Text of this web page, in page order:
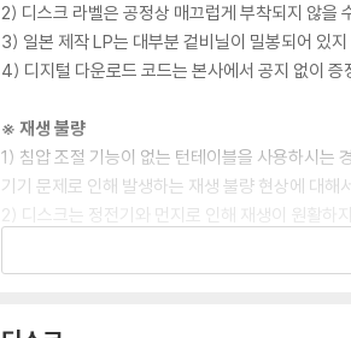
2) 디스크 라벨은 공정상 매끄럽게 부착되지 않을
3) 일본 제작 LP는 대부분 겉비닐이 밀봉되어 있지
4) 디지털 다운로드 코드는 본사에서 공지 없이 증
※ 재생 불량
1) 침압 조절 기능이 없는 턴테이블을 사용하시는
기기 문제로 인해 발생하는 재생 불량 현상에 대
2) 디스크는 정전기와 먼지로 인해 재생이 원활하
1) 열을 가하여 제작하는 바이닐 공정 특성상 디스